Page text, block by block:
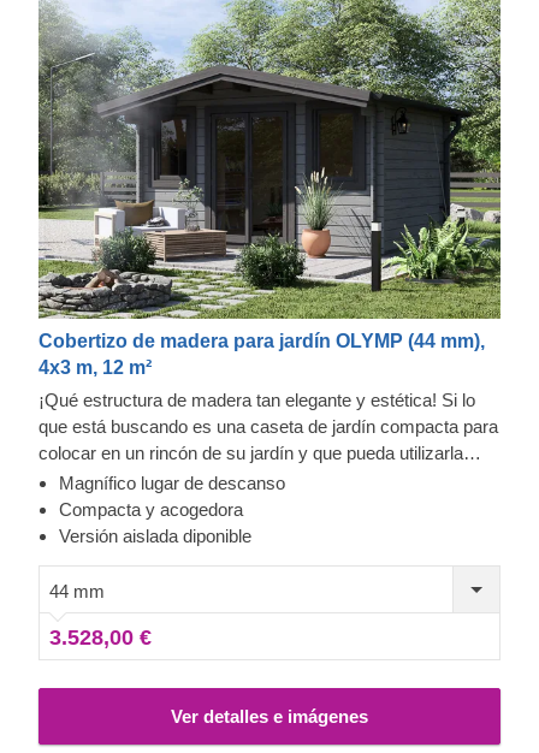
Cobertizo de madera para jardín OLYMP (44 mm),
4x3 m, 12 m²
¡Qué estructura de madera tan elegante y estética! Si lo
que está buscando es una caseta de jardín compacta para
colocar en un rincón de su jardín y que pueda utilizarla
como zona de descanso o como almacén, éste podría ser
su momento. Nuestra caseta de jardín de madera OLYMP
se verá perfectamente incluso en el patio más pequeño.
jardín. Para su mayor comodidad, también se encuentra
disponible una versión aislada de este modelo.
Magnífico lugar de descanso
Compacta y acogedora
Versión aislada diponible
44 mm
3.528,00 €
Ver detalles e imágenes